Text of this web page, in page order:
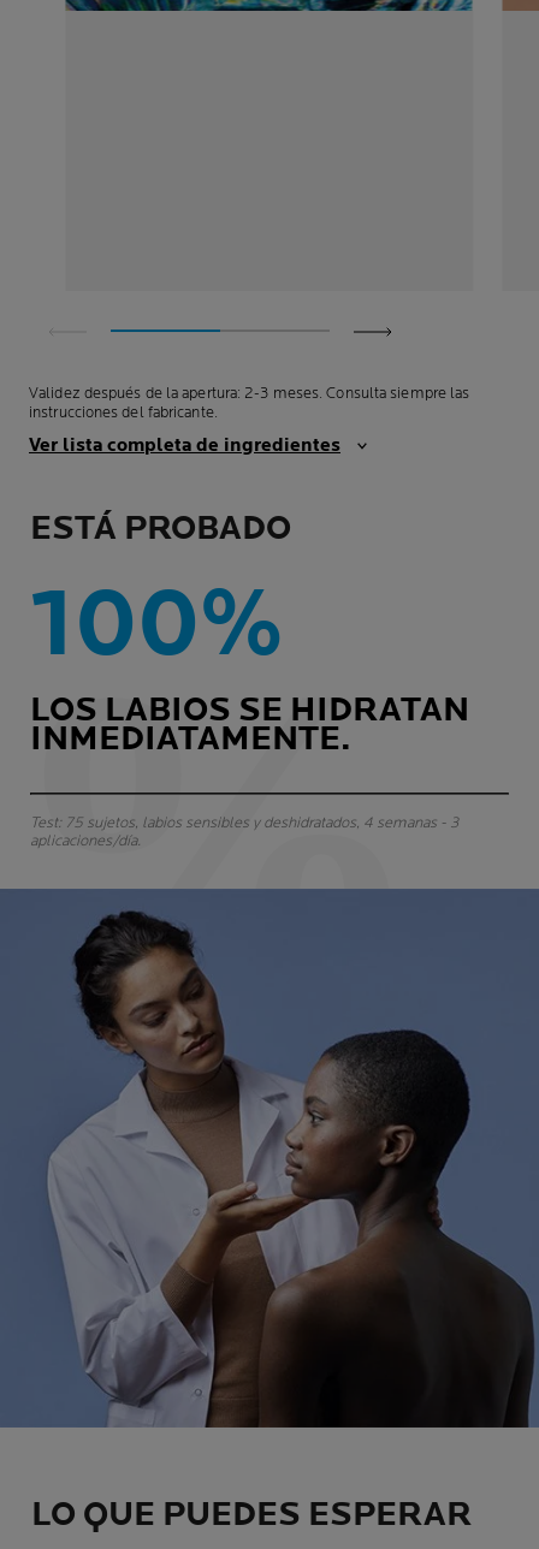
Validez después de la apertura: 2-3 meses. Consulta siempre las
instrucciones del fabricante.
Ver lista completa de ingredientes
ESTÁ PROBADO
100%
LOS LABIOS SE HIDRATAN
INMEDIATAMENTE.
Test: 75 sujetos, labios sensibles y deshidratados, 4 semanas - 3
aplicaciones/día.
LO QUE PUEDES ESPERAR